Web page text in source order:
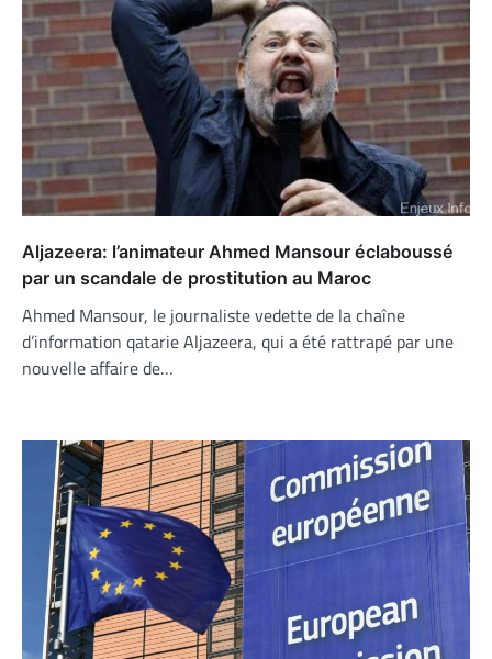
Aljazeera: l’animateur Ahmed Mansour éclaboussé
par un scandale de prostitution au Maroc
Ahmed Mansour, le journaliste vedette de la chaîne
d’information qatarie Aljazeera, qui a été rattrapé par une
nouvelle affaire de…